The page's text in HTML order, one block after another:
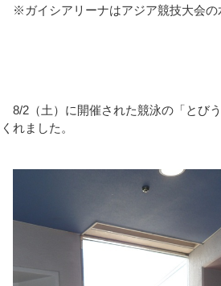
※ガイシアリーナはアジア競技大会の
8/2（土）に開催された競泳の「とび
くれました。